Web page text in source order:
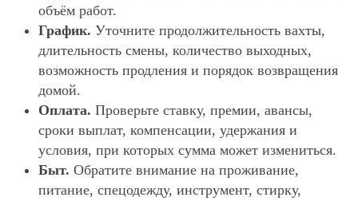
объём работ.
График. Уточните продолжительность вахты,
длительность смены, количество выходных,
возможность продления и порядок возвращения
домой.
Оплата. Проверьте ставку, премии, авансы,
сроки выплат, компенсации, удержания и
условия, при которых сумма может измениться.
Быт. Обратите внимание на проживание,
питание, спецодежду, инструмент, стирку,